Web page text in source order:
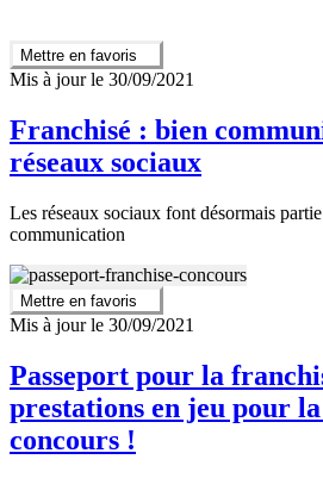
Mettre en favoris
Mis à jour le 30/09/2021
Franchisé : bien
réseaux sociaux
Les réseaux sociaux font désormais
communication
Mettre en favoris
Mis à jour le 30/09/2021
Passeport pour la
prestations en jeu pour
concours !